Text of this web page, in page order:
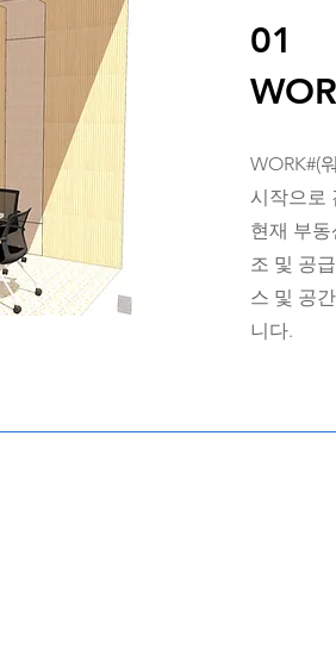
01
WORK#(
시작으로
현재 부
조 및 공
스 및 공
니다.